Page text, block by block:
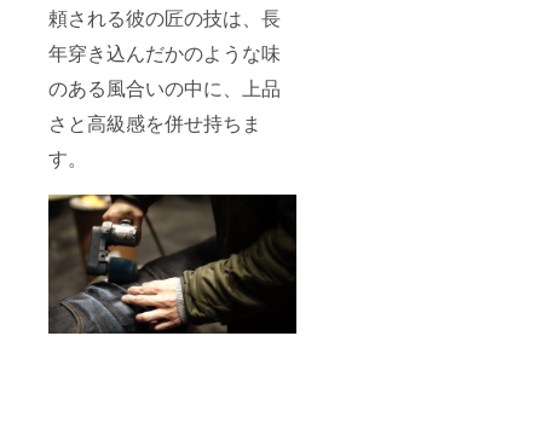
頼される彼の匠の技は、長
年穿き込んだかのような味
のある風合いの中に、上品
さと高級感を併せ持ちま
す。